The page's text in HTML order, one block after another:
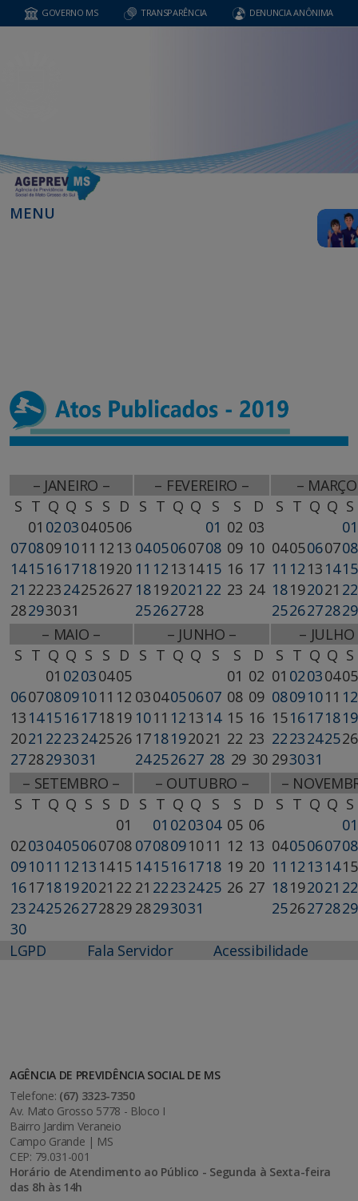
GOVERNO MS TRANSPARÊNCIA DENUNCIA ANÔNIMA
MENU
– JANEIRO – – FEVEREIRO –
–
S T Q Q S S D S T Q Q S S D S T Q Q S
01 0203040506 01 02 03
01
0708091011 12 13 0405060708 09 10 0405060708
14151617181920 11 12 13 1415 16 17 11 12 13 1415
21 222324252627 18192021 22 23 24 18192021 22
28293031 25262728 2526272829
– MAIO –
– JUNHO –
– JULHO
S T Q Q S S D S T Q Q S S D S T Q Q S
01 02030405 01 02 01 02030405
060708091011 12 0304050607 08 09 08091011 12
13 141516171819 1011 12 13 14 15 16 1516171819
2021 2223242526 1718192021 22 23 2223242526
2728293031 24252627 28 29 30 293031
– SETEMBRO –
– OUTUBRO –
–
S T Q Q S S D S T Q Q S S D S T Q Q S
01
01 020304 05 06
01
02030405060708 0708091011 12 13 0405060708
091011 12 13 1415 1415161718 19 20 11 12 13 1415
161718192021 22 21 22232425 26 27 18192021 22
23242526272829 28293031 2526272829
30
LGPD
Fala Servidor Acessibilidade
AGÊNCIA DE PREVIDÊNCIA SOCIAL DE MS
Telefone: (67) 3323-7350
Av. Mato Grosso 5778 - Bloco I
Bairro Jardim Veraneio
Campo Grande | MS
CEP: 79.031-001
Horário de Atendimento ao Público - Segunda à Sexta-feira
das 8h às 14h